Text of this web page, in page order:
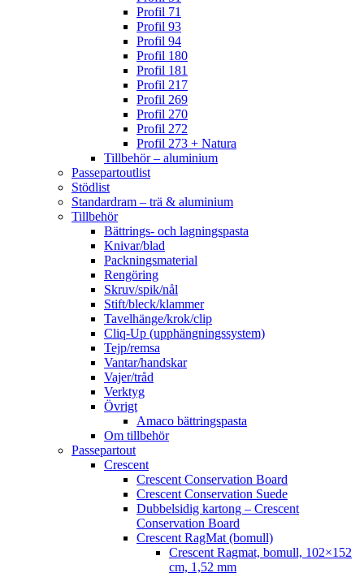
Profil 71
Profil 93
Profil 94
Profil 180
Profil 181
Profil 217
Profil 269
Profil 270
Profil 272
Profil 273 + Natura
Tillbehör – aluminium
Passepartoutlist
Stödlist
Standardram – trä & aluminium
Tillbehör
Bättrings- och lagningspasta
Knivar/blad
Packningsmaterial
Rengöring
Skruv/spik/nål
Stift/bleck/klammer
Tavelhänge/krok/clip
Cliq-Up (upphängningssystem)
Tejp/remsa
Vantar/handskar
Vajer/tråd
Verktyg
Övrigt
Amaco bättringspasta
Om tillbehör
Passepartout
Crescent
Crescent Conservation Board
Crescent Conservation Suede
Dubbelsidig kartong – Crescent
Conservation Board
Crescent RagMat (bomull)
Crescent Ragmat, bomull, 102×152
cm, 1,52 mm